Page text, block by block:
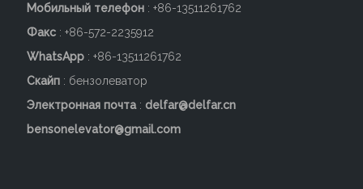
Мобильный телефон : +86-13511261762
Факс : +86-572-2235912
WhatsApp : +86-13511261762
Скайп : бензолеватор
Электронная почта: delfar@delfar.cn
bensonelevator@gmail.com